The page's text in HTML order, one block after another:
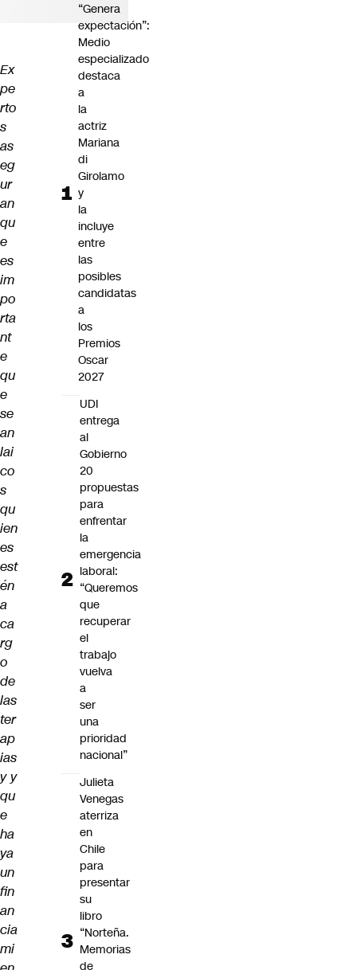
Ex
pe
rto
s
as
eg
ur
an
qu
e
es
im
po
rta
nt
e
qu
e
se
an
lai
co
s
qu
ien
es
est
én
a
ca
rg
o
de
las
ter
ap
ias
y y
qu
e
ha
ya
un
fin
an
cia
mi
“Genera
expectación”:
Medio
especializado
destaca
a
la
actriz
Mariana
di
Girolamo
y
la
incluye
entre
las
posibles
candidatas
a
los
Premios
Oscar
2027
UDI
entrega
al
Gobierno
20
propuestas
para
enfrentar
la
emergencia
laboral:
“Queremos
que
recuperar
el
trabajo
vuelva
a
ser
una
prioridad
nacional”
Julieta
Venegas
aterriza
en
Chile
para
presentar
su
libro
“Norteña.
Memorias
de